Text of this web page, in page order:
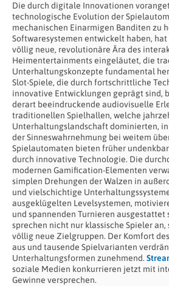
Die durch digitale Innovationen
technologische Evolution der
mechanischen Einarmigen Banditen zu
Softwaresystemen entwickelt haben,
völlig neue, revolutionäre Ära des
Heimentertainments eingeläutet, die
Unterhaltungskonzepte fundamental
Slot-Spiele, die durch fortschrittliche
innovative Entwicklungen geprägt sind,
derart beeindruckende audiovisuelle
traditionellen Spielhallen, welche
Unterhaltungslandschaft dominierten,
der Sinneswahrnehmung bei weitem
Spielautomaten bieten früher
durch innovative Technologie. Die
modernen Gamification-Elementen
simplen Drehungen der Walzen in
und vielschichtige
ausgeklügelten Levelsystemen,
und spannenden Turnieren ausgestattet
sprechen nicht nur klassische Spieler
völlig neue Zielgruppen. Der Komfort
aus und tausende Spielvarianten
Unterhaltungsformen zunehmend.
soziale Medien konkurrieren jetzt mit
Gewinne versprechen.